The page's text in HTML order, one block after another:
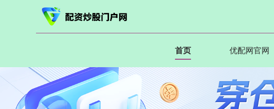
首页 优配网官网